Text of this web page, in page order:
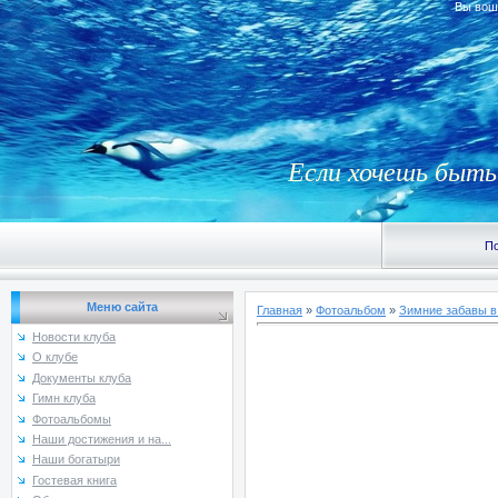
Вы
Если хочешь быть
Меню сайта
Новости клуба
О клубе
Документы клуба
Гимн клуба
Фотоальбомы
Наши достижения и на...
Наши богатыри
Гостевая книга
Главная » Фотоальбом » Зимние забавы в